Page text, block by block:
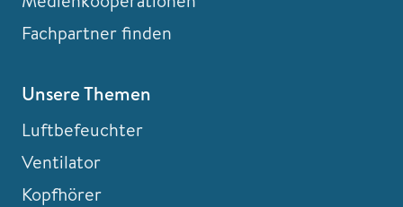
Fachpartner finden
Unsere Themen
Luftbefeuchter
Ventilator
Kopfhörer